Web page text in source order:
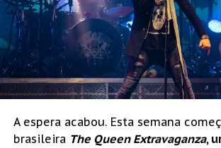
A espera acabou. Esta semana
brasileira The Queen Extravaganza,